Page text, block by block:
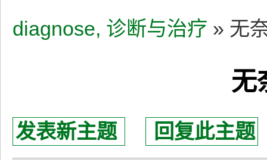
diagnose, 诊断与治疗 » 无
无
发表新主题 回复此主题